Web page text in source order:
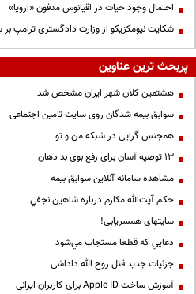
احتمال وجود حیات در اقیانوس مدفون «اروپا»
شکایت نیومکزیکو از وزارت دادگستری ترامپ بر
پربحث ترین عناوین
هشتمین کلان شهر ایران مشخص شد
سوابق بیمه شدگان روی سایت تامین اجتماعی
همجنس گرایی در شبکه من و تو
13 توصیه آسان برای رفع بوی بد دهان
مشاهده سامانه آنلاين سوابق بیمه
حكم آيت‌الله مكارم درباره شاهين نجفي
سایتهای همسریابی!
دعايي كه قطعا مستجاب مي‌شود
جزئیات جدید قتل روح الله داداشی
آموزش ساخت Apple ID برای کاربران ایرانی